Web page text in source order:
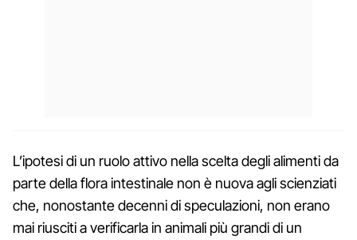
L’ipotesi di un ruolo attivo nella scelta degli alimenti da
parte della flora intestinale non è nuova agli scienziati
che, nonostante decenni di speculazioni, non erano
mai riusciti a verificarla in animali più grandi di un